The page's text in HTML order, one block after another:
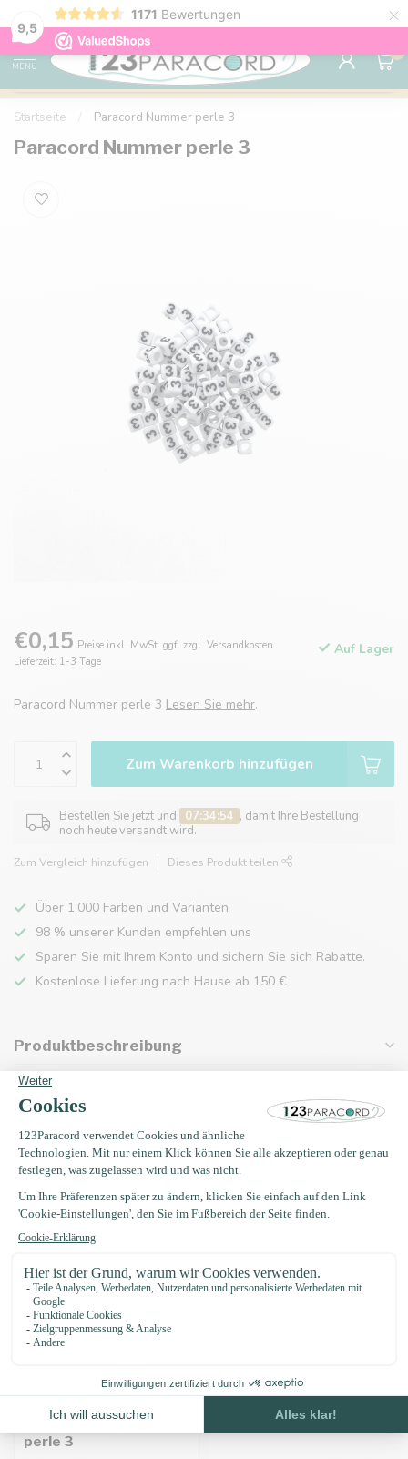
9,5
1171 Bewertungen ×
Kostenlose Lieferung nach Hause ab 150 €
MENU
0
Startseite Paracord Nummer perle 3
Paracord Nummer perle 3
€0,15 Preise inkl. MwSt. ggf. zzgl. Versandkosten.
Lieferzeit: 1-3 Tage
Auf Lager
Paracord Nummer perle 3 Lesen Sie mehr.
Zum Warenkorb hinzufügen
Bestellen Sie jetzt und 07:34:54 , damit Ihre Bestellung
noch heute versandt wird.
Zum Vergleich hinzufügen Dieses Produkt teilen
Über 1.000 Farben und Varianten
98 % unserer Kunden empfehlen uns
Sparen Sie mit Ihrem Konto und sichern Sie sich Rabatte.
Kostenlose Lieferung nach Hause ab 150 €
Produktbeschreibung
Eigenschaften
Zuletzt angesehen
perle 3